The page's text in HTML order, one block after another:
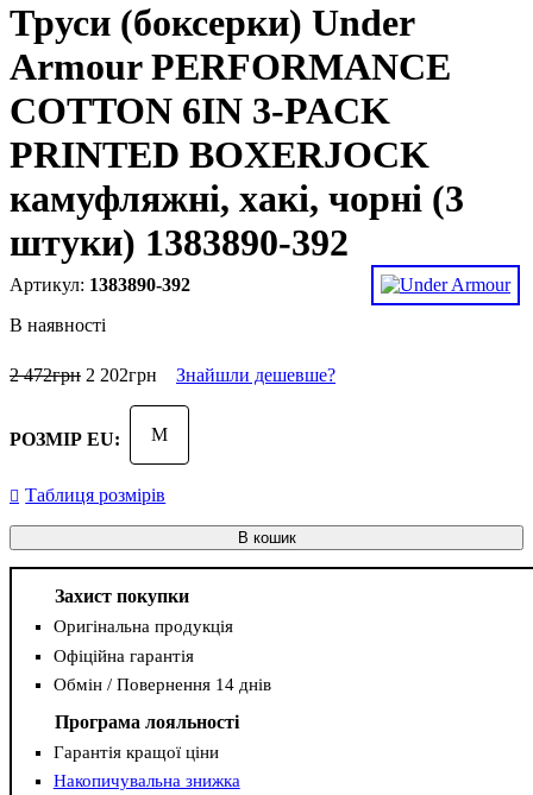
Труси (боксерки) Under
Armour PERFORMANCE
COTTON 6IN 3-PACK
PRINTED BOXERJOCK
камуфляжні, хакі, чорні (3
штуки) 1383890-392
1383890-392
В наявності
2 472грн 2 202грн Знайшли дешевше?
РОЗМІР EU: M
Таблиця розмірів
В кошик
Захист покупки
Оригінальна продукція
Офіційна гарантія
Обмін / Повернення 14 днів
Програма лояльності
Гарантія кращої ціни
Накопичувальна знижка